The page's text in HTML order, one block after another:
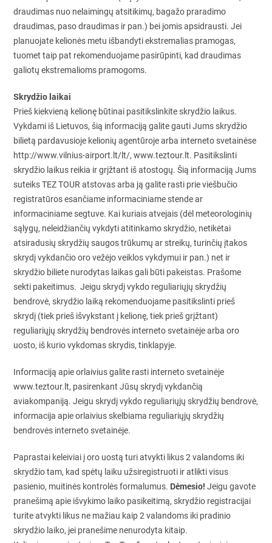
draudimas nuo nelaimingų atsitikimų, bagažo praradimo
draudimas, paso draudimas ir pan.) bei jomis apsidrausti. Jei
planuojate kelionės metu išbandyti ekstremalias pramogas,
tuomet taip pat rekomenduojame pasirūpinti, kad draudimas
galiotų ekstremalioms pramogoms.
Skrydžio laikai
Prieš kiekvieną kelionę būtinai pasitikslinkite skrydžio laikus.
Vykdami iš Lietuvos, šią informaciją galite gauti Jums skrydžio
bilietą pardavusioje kelionių agentūroje arba interneto svetainėse
http://www.vilnius-airport.lt/lt/, www.teztour.lt. Pasitikslinti
skrydžio laikus reikia ir grįžtant iš atostogų. Šią informaciją Jums
suteiks TEZ TOUR atstovas arba ją galite rasti prie viešbučio
registratūros esančiame informaciniame stende ar
informaciniame segtuve. Kai kuriais atvejais (dėl meteorologinių
sąlygų, neleidžiančių vykdyti atitinkamo skrydžio, netikėtai
atsiradusių skrydžių saugos trūkumų ar streikų, turinčių įtakos
skrydį vykdančio oro vežėjo veiklos vykdymui ir pan.) net ir
skrydžio biliete nurodytas laikas gali būti pakeistas. Prašome
sekti pakeitimus. Jeigu skrydį vykdo reguliariųjų skrydžių
bendrovė, skrydžio laiką rekomenduojame pasitikslinti prieš
skrydį (tiek prieš išvykstant į kelionę, tiek prieš grįžtant)
reguliariųjų skrydžių bendrovės interneto svetainėje arba oro
uosto, iš kurio vykdomas skrydis, tinklapyje.
Informaciją apie orlaivius galite rasti interneto svetainėje
www.teztour.lt, pasirenkant Jūsų skrydį vykdančią
aviakompaniją. Jeigu skrydį vykdo reguliariųjų skrydžių bendrovė,
informacija apie orlaivius skelbiama reguliariųjų skrydžių
bendrovės interneto svetainėje.
Paprastai keleiviai į oro uostą turi atvykti likus 2 valandoms iki
skrydžio tam, kad spėtų laiku užsiregistruoti ir atlikti visus
pasienio, muitinės kontrolės formalumus. Dėmesio! Jeigu gavote
pranešimą apie išvykimo laiko pasikeitimą, skrydžio registracijai
turite atvykti likus ne mažiau kaip 2 valandoms iki pradinio
skrydžio laiko, jei pranešime nenurodyta kitaip.